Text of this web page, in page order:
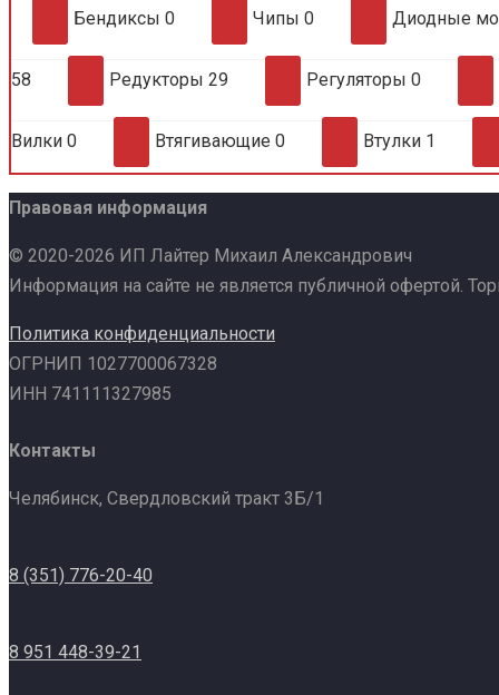
Бендиксы 0 Чипы 0 Диодные
58 Редукторы 29 Регуляторы 0
Вилки 0 Втягивающие 0 Втулки 1
Правовая информация
© 2020-2026 ИП Лайтер Михаил Александрович
Информация на сайте не является публичной офертой.
Политика конфиденциальности
ОГРНИП 1027700067328
ИНН 741111327985
Контакты
Челябинск, Свердловский тракт 3Б/1
8 (351) 776-20-40
8 951 448-39-21